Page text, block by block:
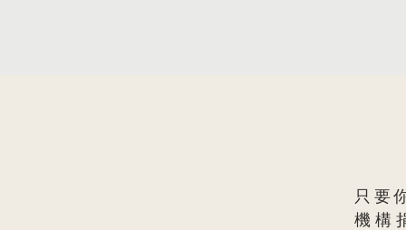
只要
機構